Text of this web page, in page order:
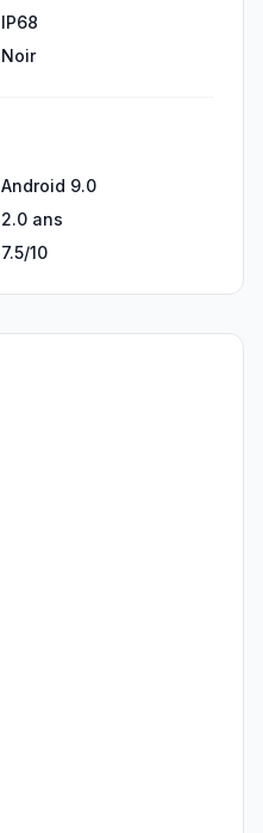
IP68
Noir
Android 9.0
2.0 ans
7.5/10